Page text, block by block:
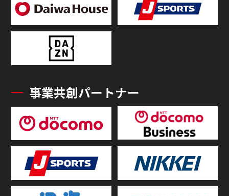
事業共創パートナー